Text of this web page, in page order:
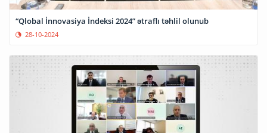
“Qlobal İnnovasiya İndeksi 2024” ətraflı təhlil olunub
28-10-2024